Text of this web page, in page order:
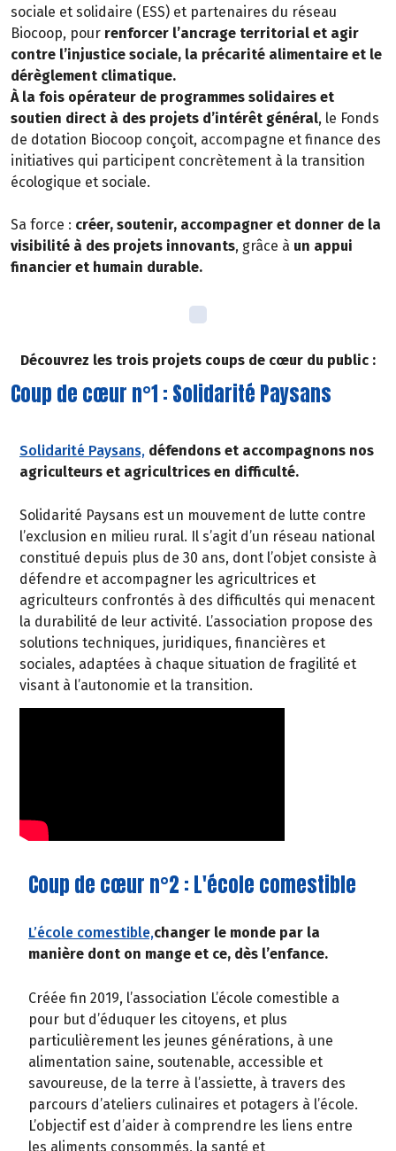
sociale et solidaire (ESS) et partenaires du réseau
Biocoop, pour renforcer l’ancrage territorial et agir
contre l’injustice sociale, la précarité alimentaire et le
dérèglement climatique.
À la fois opérateur de programmes solidaires et
soutien direct à des projets d’intérêt général, le Fonds
de dotation Biocoop conçoit, accompagne et finance des
initiatives qui participent concrètement à la transition
écologique et sociale.
Sa force : créer, soutenir, accompagner et donner de la
visibilité à des projets innovants, grâce à un appui
financier et humain durable.
Découvrez les trois projets coups de cœur du public :
Coup de cœur n°1 : Solidarité Paysans
Solidarité Paysans, défendons et accompagnons nos
agriculteurs et agricultrices en difficulté.
Solidarité Paysans est un mouvement de lutte contre
l’exclusion en milieu rural. Il s’agit d’un réseau national
constitué depuis plus de 30 ans, dont l’objet consiste à
défendre et accompagner les agricultrices et
agriculteurs confrontés à des difficultés qui menacent
la durabilité de leur activité. L’association propose des
solutions techniques, juridiques, financières et
sociales, adaptées à chaque situation de fragilité et
visant à l’autonomie et la transition.
Coup de cœur n°2 : L'école comestible
L’école comestible,changer le monde par la
manière dont on mange et ce, dès l’enfance.
Créée fin 2019, l’association L’école comestible a
pour but d’éduquer les citoyens, et plus
particulièrement les jeunes générations, à une
alimentation saine, soutenable, accessible et
savoureuse, de la terre à l’assiette, à travers des
parcours d’ateliers culinaires et potagers à l’école.
L’objectif est d’aider à comprendre les liens entre
les aliments consommés, la santé et